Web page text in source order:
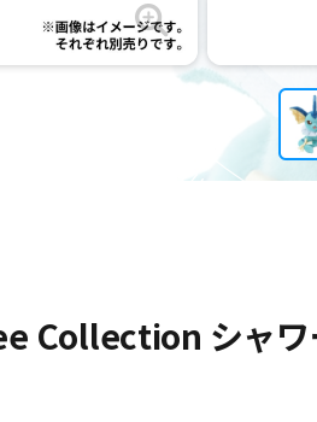
Collection シャワ